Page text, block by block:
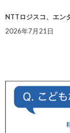
NTTロジスコ、エン
2026年7月21日